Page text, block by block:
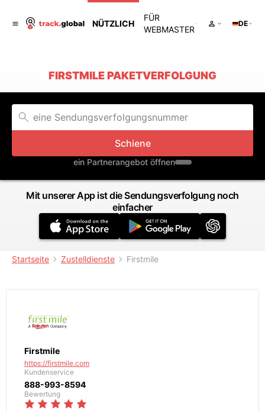
NÜTZLICH
FÜR
WEBMASTER
DE
FIRSTMILE PAKETVERFOLGUNG
Schiene
ein Partnerangebot öffnen
Mit unserer App ist die Sendungsverfolgung noch
einfacher
Startseite Zustelldienste Firstmile
Firstmile
https://firstmile.com
Kundenservice
888-993-8594
Bewertung